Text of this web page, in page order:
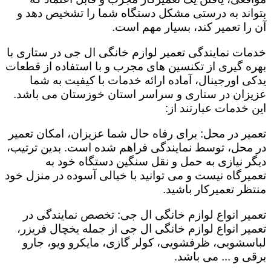
بتواند به درستی مشکل دستگاه شما را تشخیص دهد و
آن را تعمیر کند، بسیار مهم است.
خدمات نمایندگی تعمیر لوازم خانگی ال جی در ستاری با
بهره گیری از تکنسین های مجرب و با استفاده از قطعات
یدکی اورجینال، آماده ارائه خدمات با کیفیت به شما
عزیزان در ستاری و سراسر استان خوزستان می باشد.
این خدمات عبارتند از:
تعمیر در محل: برای رفاه حال شما عزیزان، امکان تعمیر
در محل، توسط نمایندگی فراهم شده است. بدین ترتیب،
دیگر نیازی به حمل و نقل سنگین دستگاه خود به
تعمیرگاه نیست و می توانید با خیالی آسوده در منزل خود
منتظر تعمیرکار باشید.
تعمیر انواع لوازم خانگی ال جی: تخصص نمایندگی در
تعمیر انواع لوازم خانگی ال جی از جمله یخچال فریزر،
لباسشویی، ظرفشویی، کولر گازی، مایکرو ویو، جارو
برقی و ... می باشد.